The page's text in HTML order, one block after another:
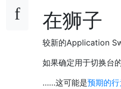
在狮子
较新的Application
如果确定用于切换台
……这可能是预期的行